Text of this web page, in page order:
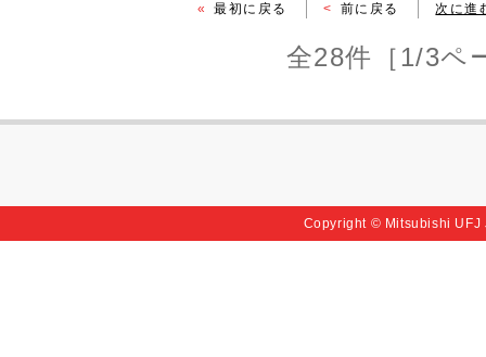
« 最初に戻る < 前に戻る 次に進
全28件［1/3ペ
Copyright © Mitsubishi